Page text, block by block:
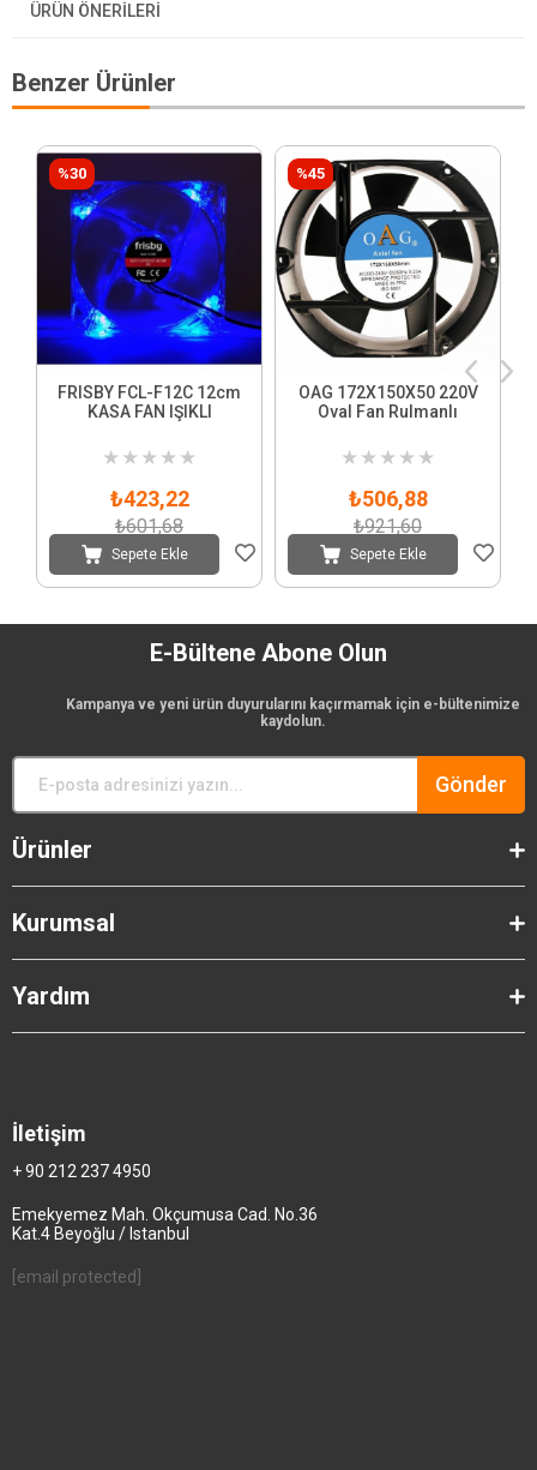
ÜRÜN ÖNERILERI
Benzer Ürünler
FRISBY FCL-F12C 12cm
KASA FAN IŞIKLI
★ ★ ★ ★ ★
₺423,22
₺601,68
Sepete Ekle
%30
OAG 172X150X50 220V
Oval Fan Rulmanlı
★ ★ ★ ★ ★
₺506,88
₺921,60
Sepete Ekle
%45
E-Bültene Abone Olun
Kampanya ve yeni ürün duyurularını kaçırmamak için e-bültenimize
kaydolun.
Gönder
Ürünler
Kurumsal
Yardım
İletişim
+ 90 212 237 4950
Emekyemez Mah. Okçumusa Cad. No.36
Kat.4 Beyoğlu / Istanbul
[email protected]